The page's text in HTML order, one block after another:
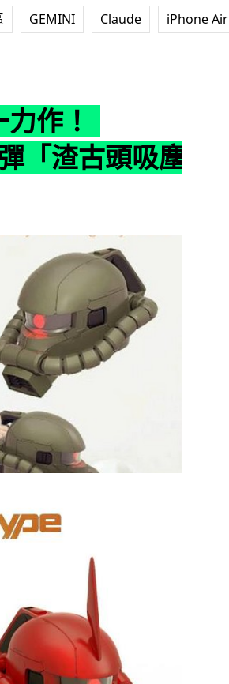
GEMINI Claude iPhone Air
作！
「渣古頭吸塵